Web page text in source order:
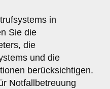
in
Sie die
die
und die
berücksichtigen.
Notfallbetreuung